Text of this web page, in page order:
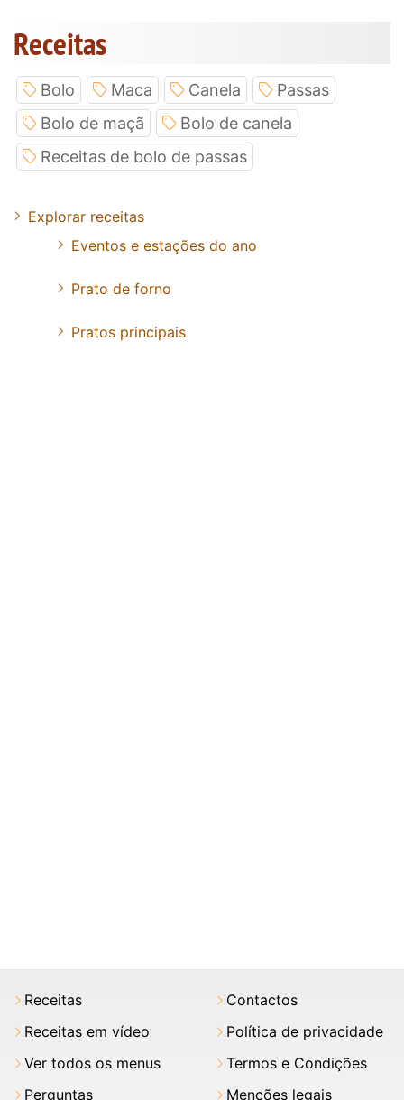
Receitas
Bolo Maca Canela
Passas
Bolo de maçã
Bolo de canela
Receitas de bolo de passas
Explorar receitas
Eventos e estações do ano
Prato de forno
Pratos principais
Receitas
Receitas em vídeo
Ver todos os menus
Perguntas
Contactos
Política de privacidade
Termos e Condições
Menções legais